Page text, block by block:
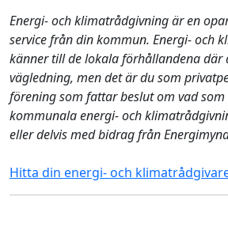
Energi- och klimatrådgivning är en
service från din kommun. Energi- och
känner till de lokala förhållandena där
vägledning, men det är du som
förening som fattar beslut om vad
kommunala energi- och
eller delvis med bidrag från
Hitta din energi- och